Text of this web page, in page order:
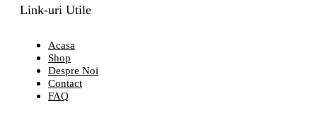
Link-uri Utile
Acasa
Shop
Despre Noi
Contact
FAQ